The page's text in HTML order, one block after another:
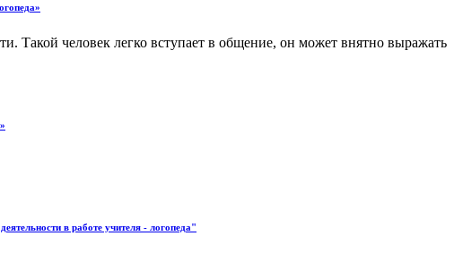
Такой человек легко вступает в общение, он может внятно выражать
в работе учителя - логопеда"